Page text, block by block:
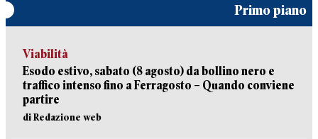
Primo piano
Viabilità
Esodo estivo, sabato (8 agosto) da bollino nero e
traffico intenso fino a Ferragosto – Quando conviene
partire
di Redazione web